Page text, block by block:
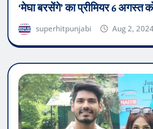
‘मेघा बरसेंगे’ का प्रीमियर 6 अगस्त
superhitpunjabi Aug 2,